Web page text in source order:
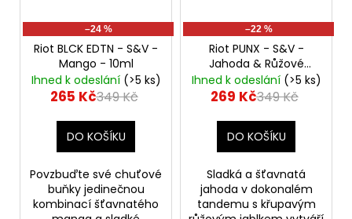
–24 %
Riot BLCK EDTN - S&V -
Mango - 10ml
Ihned k odeslání (>5 ks)
265 Kč349 Kč
DO KOŠÍKU
Povzbuďte své chuťové
buňky jedinečnou
kombinací šťavnatého
–22 %
Riot PUNX - S&V -
Jahoda & Růžové
jablko - 10ml
(Strawberry & Pink
Ihned k odeslání (>5 ks)
269 Kč349 Kč
DO KOŠÍKU
Sladká a šťavnatá
jahoda v dokonalém
tandemu s křupavým